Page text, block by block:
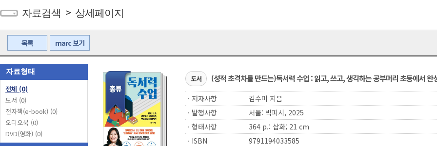
자료검색 > 상세페이지
목록 marc 보기
자료형태
전체 (0)
도서 (0)
전자책(e-book) (0)
오디오북 (0)
DVD(영화) (0)
도서 (성적 초격차를 만드는)독서력 수업 : 읽고, 쓰고, 생각하는 공부머리 초등에서 완
ㆍ저자사항
김수미 지음
ㆍ발행사항
서울: 빅피시, 2025
ㆍ형태사항
364 p.: 삽화; 21 cm
ㆍISBN
9791194033585